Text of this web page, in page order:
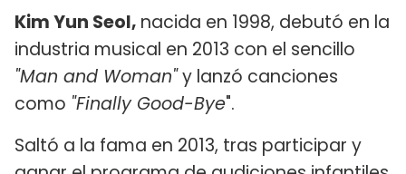
Kim Yun Seol, nacida en 1998, debutó en la
industria musical en 2013 con el sencillo
"Man and Woman"y lanzó canciones
como "Finally Good-Bye".
Saltó a la fama en 2013, tras participar y